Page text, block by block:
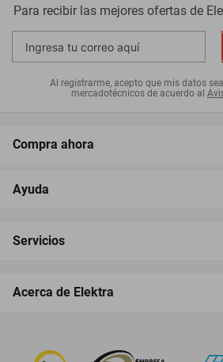
Para recibir las mejores ofertas de
Al registrarme, acepto que mis datos
mercadotécnicos de acuerdo al
Compra ahora
Ayuda
Servicios
Acerca de Elektra